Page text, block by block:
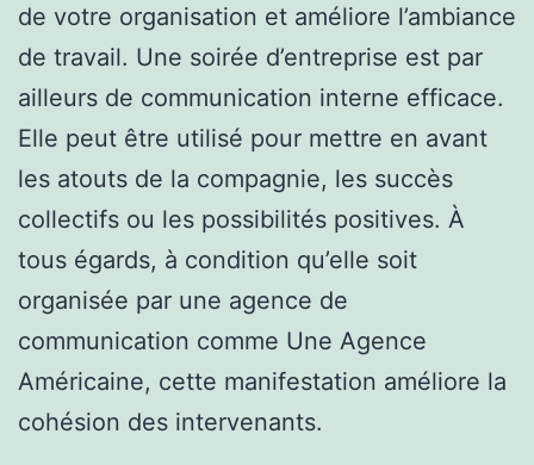
de votre organisation et améliore l’ambiance
de travail. Une soirée d’entreprise est par
ailleurs de communication interne efficace.
Elle peut être utilisé pour mettre en avant
les atouts de la compagnie, les succès
collectifs ou les possibilités positives. À
tous égards, à condition qu’elle soit
organisée par une agence de
communication comme Une Agence
Américaine, cette manifestation améliore la
cohésion des intervenants.